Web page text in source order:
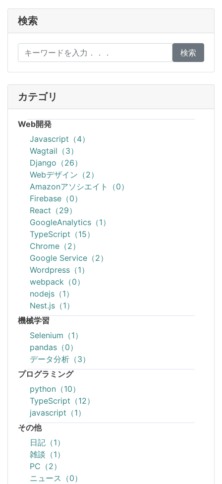
検索
検索
カテゴリ
Web開発
Javascript（4）
Wagtail（3）
Django（26）
Webデザイン（2）
Amazonアソシエイト（0）
Firebase（0）
React（29）
GoogleAnalytics（1）
TypeScript（15）
Chrome（2）
Google Service（2）
Wordpress（1）
webpack（0）
nodejs（1）
Nest.js（1）
機械学習
Selenium（1）
pandas（0）
データ分析（3）
プログラミング
python（10）
TypeScript（12）
javascript（1）
その他
日記（1）
雑談（1）
PC（2）
ニュース（0）